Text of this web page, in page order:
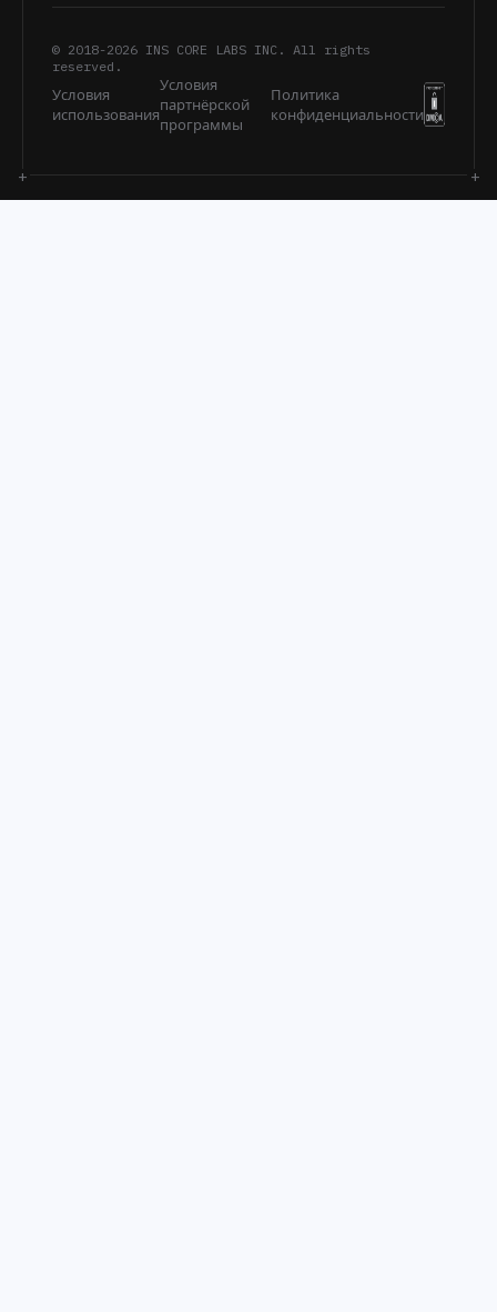
© 2018-2026 INS CORE LABS INC. All rights
reserved.
Условия
использования
Условия
партнёрской
программы
Политика
конфиденциальности